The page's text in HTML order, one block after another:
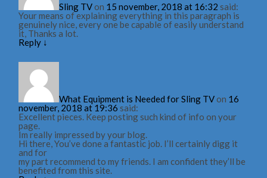
Sling TVon 15 november, 2018 at 16:32 said:
Your means of explaining everything in this paragraph is
genuinely nice, every one be capable of easily understand
it, Thanks a lot.
Reply ↓
What Equipment is Needed for Sling TVon 16
november, 2018 at 19:36 said:
Excellent pieces. Keep posting such kind of info on your
page.
Im really impressed by your blog.
Hi there, You’ve done a fantastic job. I’ll certainly digg it
and for
my part recommend to my friends. I am confident they’ll be
benefited from this site.